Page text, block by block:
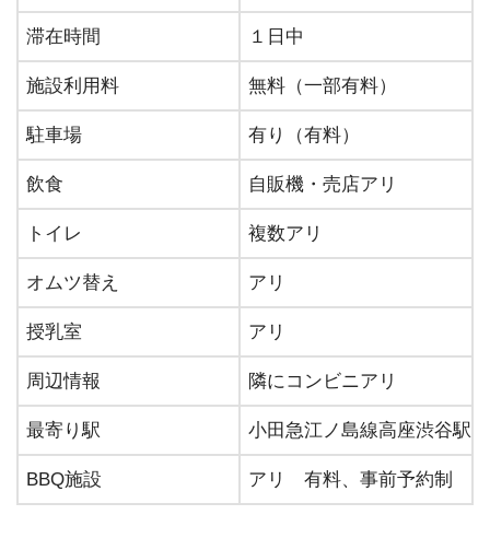
滞在時間 １日中
施設利⽤料 無料（一部有料）
駐⾞場 有り（有料）
飲⾷ ⾃販機・売店アリ
トイレ 複数アリ
オムツ替え アリ
授乳室 アリ
周辺情報 隣にコンビニアリ
最寄り駅 小田急江ノ島線高座渋谷駅
BBQ施設 アリ 有料、事前予約制